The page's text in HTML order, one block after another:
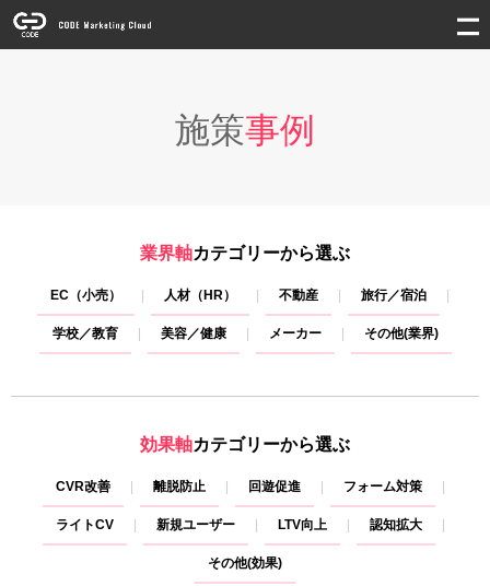
施策事例
業界軸カテゴリーから選ぶ
EC（小売） 人材（HR） 不動産 旅行／宿泊
学校／教育 美容／健康 メーカー その他(業界)
効果軸カテゴリーから選ぶ
CVR改善 離脱防止 回遊促進 フォーム対策
ライトCV 新規ユーザー LTV向上 認知拡大
その他(効果)